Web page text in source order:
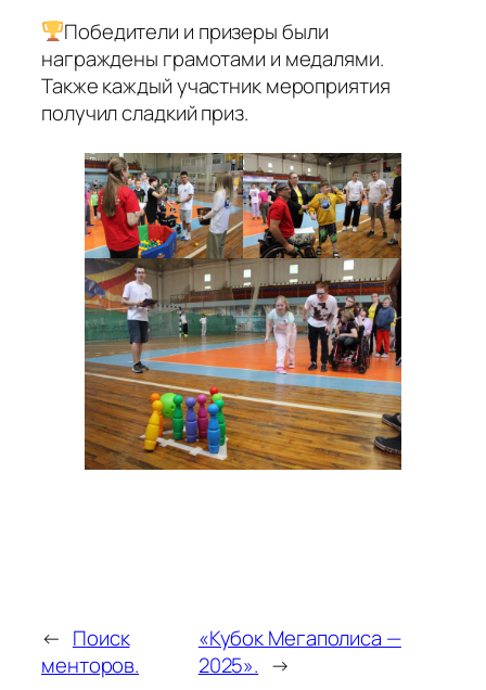
Победители и призеры были
награждены грамотами и медалями.
Также каждый участник мероприятия
получил сладкий приз.
← Поиск
менторов.
«Кубок Мегаполиса —
2025». →